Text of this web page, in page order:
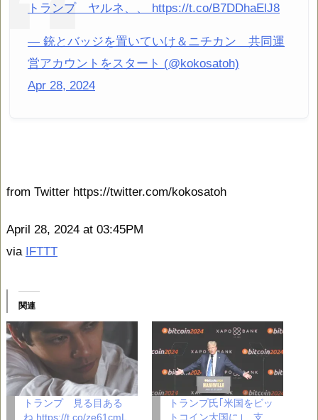
トランプ ヤルネ、、 https://t.co/B7DDhaElJ8
— 銃とバッジを置いていけ＆ニチカン 共同運
営アカウントをスタート (@kokosatoh)
Apr 28, 2024
from Twitter https://twitter.com/kokosatoh
April 28, 2024 at 03:45PM
via IFTTT
関連
トランプ 見る目ある
ね https://t.co/ze61cmL
トランプ氏｢米国をビッ
トコイン大国に｣ 支